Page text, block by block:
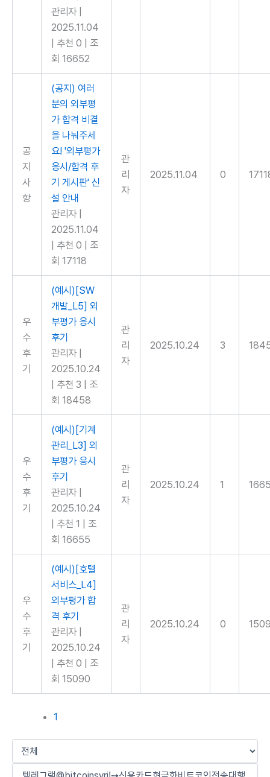
관리자
2025.11.04
추천 0
조
회 16652
공
지
사
항
(공지) 여러
분의 외부평
가 합격 비결
을 나눠주세
요! '외부평가
응시/합격 후
기 게시판' 신
설 안내
관리자
2025.11.04
추천 0
조
회 17118
관
리
자
2025.11.04 0
우
수
후
기
(예시)[SW
개발_L5] 외
부평가 응시
후기
관리자
2025.10.24
추천 3
조
회 18458
관
리
자
2025.10.24 3
우
수
후
기
(예시)[기계
관리_L3] 외
부평가 응시
후기
관리자
2025.10.24
추천 1
조
회 16655
관
리
자
2025.10.24 1
우
수
후
기
(예시)[호텔
서비스_L4]
외부평가 합
격 후기
관리자
2025.10.24
추천 0
조
회 15090
관
리
자
2025.10.24 0
1